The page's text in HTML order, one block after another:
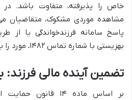
خاص را پذیرفته، متفاوت باشد.
مشاهده موردی مشکوک، متقاضیان
پاسخ سامانه فرزندخواندگی یا از
بهزیستی با شماره تماس ۱۴۸۲، مورد را با ستاد کشوری مطرح نمایند.
تضمین آینده مالی
بر اساس ماده ۱۴ قانون حمایت از کودکان